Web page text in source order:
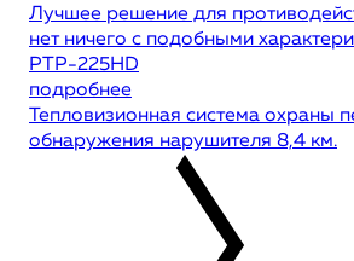
Лучшее решение для
нет ничего с подобными
РТР-225HD
подробнее
Тепловизионная система охраны
обнаружения нарушителя 8,4 км.